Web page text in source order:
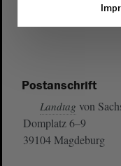
Postanschrift
Landtag von
Domplatz 6–9
39104 Magdeburg